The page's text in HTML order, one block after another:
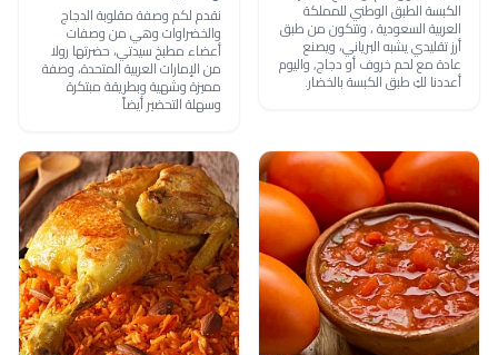
الكبسة الطبق الوطني للمملكة
العربية السعودية ، وتتكون من طبق
أرز تقليدي يشبه البرياني، ويصنع
عادة مع لحم خروف أو دجاج, واليوم
أعددنا لكِ طبق الكبسة بالخضار.
نقدم لكم وصفة مقلوبة الدجاج
والخضراوات وهي من وصفات
أعضاء مطبخ سيدتي، حضرتها رولا
من الإمارات العربية المتحدة، وصفة
مميزة وشهية وبطريقة مبتكرة
وسهلة التحضير أيضاً